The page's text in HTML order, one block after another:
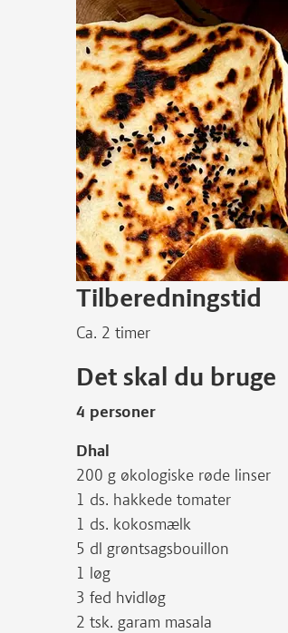
Tilberedningstid
Ca. 2 timer
Det skal du bruge
4 personer
Dhal
200 g økologiske røde linser
1 ds. hakkede tomater
1 ds. kokosmælk
5 dl grøntsagsbouillon
1 løg
3 fed hvidløg
2 tsk. garam masala